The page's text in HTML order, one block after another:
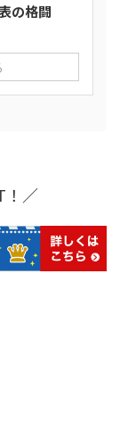
の格闘
！／